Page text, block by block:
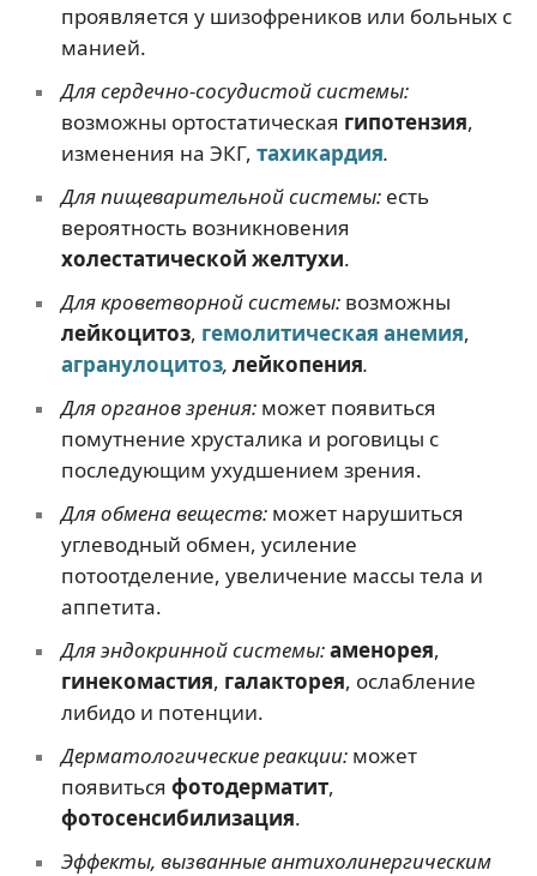
проявляется у шизофреников или больных с
манией.
Для сердечно-сосудистой системы:
возможны ортостатическая гипотензия,
изменения на ЭКГ, тахикардия.
Для пищеварительной системы: есть
вероятность возникновения
холестатической желтухи.
Для кроветворной системы:возможны
лейкоцитоз, гемолитическая анемия,
агранулоцитоз, лейкопения.
Для органов зрения:может появиться
помутнение хрусталика и роговицы с
последующим ухудшением зрения.
Для обмена веществ:может нарушиться
углеводный обмен, усиление
потоотделение, увеличение массы тела и
аппетита.
Для эндокринной системы:аменорея,
гинекомастия, галакторея, ослабление
либидо и потенции.
Дерматологические реакции:может
появиться фотодерматит,
фотосенсибилизация.
Эффекты, вызванные антихолинергическим